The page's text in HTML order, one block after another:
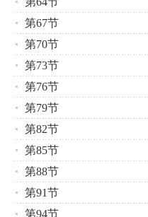
第67节
第70节
第73节
第76节
第79节
第82节
第85节
第88节
第91节
第94节